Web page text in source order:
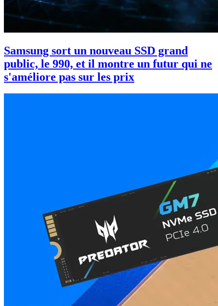
Samsung sort un nouveau SSD grand
public, le 990, et il montre un futur qui ne
s'améliore pas sur les prix